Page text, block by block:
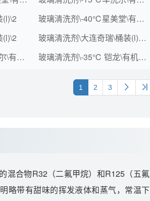
玻璃清洗剂\-40℃星美堂\有机醇\桶装(L)\2
玻璃清洗剂\大连奇瑞\桶装(l)\1000
玻璃清洗剂\-2℃ 道达尔\有机醇\桶装(L)\2 玻璃清洗剂\-35℃ 铠龙\有机醇\桶装(L)\200
1 2 3
混合物R32（二氟甲烷）和R125（五氟
略带有甜味的挥发液体和蒸气，常温下